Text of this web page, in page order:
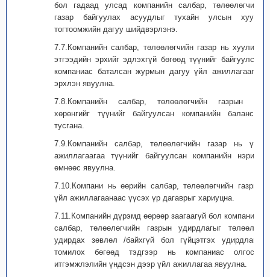
бол гадаад улсад компанийн салбар, төлөөлөгчийн
газар байгуулах асуудлыг тухайн улсын хууль
тогтоомжийн дагуу шийдвэрлэнэ.
7.7.Компанийн салбар, төлөөлөгчийн газар нь хуулийн
этгээдийн эрхийг эдлэхгүй бөгөөд түүнийг байгуулсан
компаниас баталсан журмын дагуу үйл ажиллагаагаа
эрхлэн явуулна.
7.8.Компанийн салбар, төлөөлөгчийн газрын эд
хөрөнгийг түүнийг байгуулсан компанийн балансад
тусгана.
7.9.Компанийн салбар, төлөөлөгчийн газар нь үйл
ажиллагаагаа түүнийг байгуулсан компанийн нэрийн
өмнөөс явуулна.
7.10.Компани нь өөрийн салбар, төлөөлөгчийн газрын
үйл ажиллагаанаас үүсэх үр дагаврыг хариуцна.
7.11.Компанийн дүрэмд өөрөөр заагаагүй бол компанийн
салбар, төлөөлөгчийн газрын удирдлагыг төлөөлөн
удирдах зөвлөл /байхгүй бол гүйцэтгэх удирдлага/
томилох бөгөөд тэдгээр нь компаниас олгосон
итгэмжлэлийн үндсэн дээр үйл ажиллагаа явуулна.